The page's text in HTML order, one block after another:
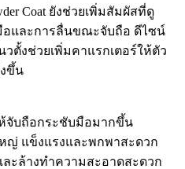
Coat ยังช่วยเพิ่มสัมผัสที่ดู
และการลื่นขณะจับถือ ดีไซน์
ตั้งช่วยเพิ่มคาแรกเตอร์ให้ตัว
ขึ้น
ให้จับถือกระชับมือมากขึ้น
หญ่ แข็งแรงและพกพาสะดวก
ละล้างทำความสะอาดสะดวก